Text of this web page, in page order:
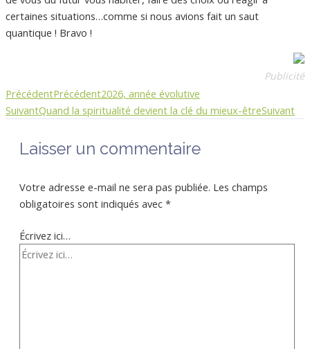
certaines situations…comme si nous avions fait un saut
quantique ! Bravo !
Publicité
PrécédentPrécédent2026, année évolutive
SuivantQuand la spiritualité devient la clé du mieux-êtreSuivant
Laisser un commentaire
Votre adresse e-mail ne sera pas publiée. Les champs
obligatoires sont indiqués avec *
Écrivez ici…